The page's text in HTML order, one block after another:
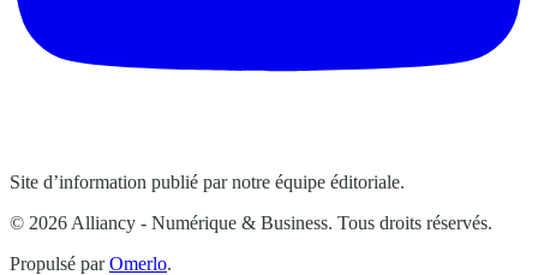
Site d’information publié par notre équipe éditoriale.
© 2026 Alliancy - Numérique & Business. Tous droits réservés.
Propulsé parOmerlo.